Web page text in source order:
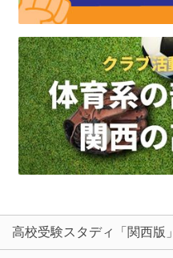
高校受験スタディ「関西版」